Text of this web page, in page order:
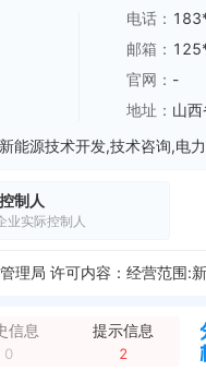
电话：
邮箱：
官网： -
地址： 山
制人
业实际控制人
关：太原中支 许可内容：
迎泽区新建南路129号
全
信息
0
提示信息
2